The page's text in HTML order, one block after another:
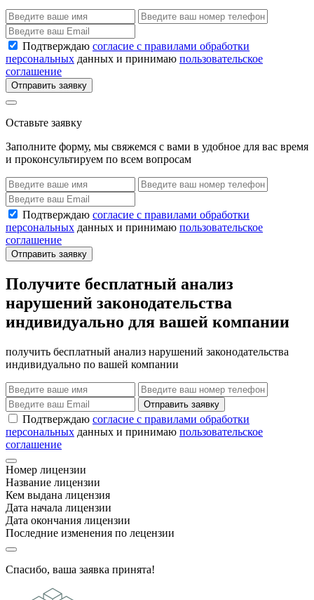
Подтверждаю согласие с правилами обработки
персональных данных и принимаю пользовательское
соглашение
Отправить заявку
Оставьте заявку
Заполните форму, мы свяжемся с вами в удобное для вас время
и проконсультируем по всем вопросам
Подтверждаю согласие с правилами обработки
персональных данных и принимаю пользовательское
соглашение
Отправить заявку
Получите бесплатный анализ
нарушений законодательства
индивидуально для вашей компании
получить бесплатный анализ нарушений законодательства
индивидуально по вашей компании
Отправить заявку
Подтверждаю согласие с правилами обработки
персональных данных и принимаю пользовательское
соглашение
Номер лицензии
Название лицензии
Кем выдана лицензия
Дата начала лицензии
Дата окончания лицензии
Последние изменения по лецензии
Спасибо, ваша заявка принята!